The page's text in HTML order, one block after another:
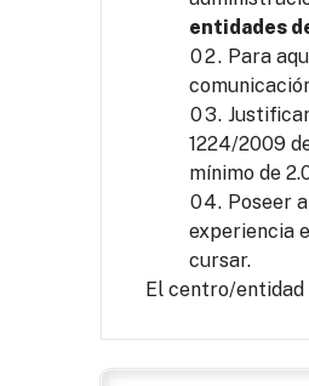
entidades
Para
1224/2009
mínimo de
Poseer
experiencia
cursar.
El centro/